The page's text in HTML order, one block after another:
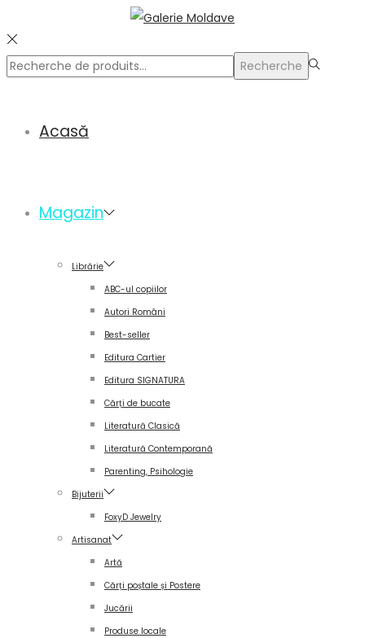
Rechercher
Recherche
Acasă
Magazin
Librărie
ABC-ul copiilor
Autori Români
Best-seller
Editura Cartier
Editura SIGNATURA
Cărți de bucate
Literatură Clasică
Literatură Contemporană
Parenting, Psihologie
Bijuterii
FoxyD Jewelry
Artisanat
Artă
Cărți poștale și Postere
Jucării
Produse locale